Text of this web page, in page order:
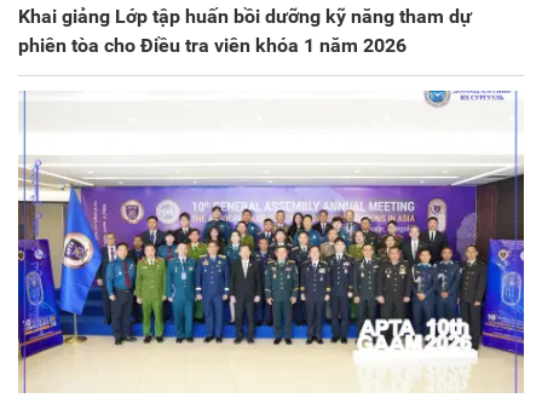
Khai giảng Lớp tập huấn bồi dưỡng kỹ năng tham dự
phiên tòa cho Điều tra viên khóa 1 năm 2026